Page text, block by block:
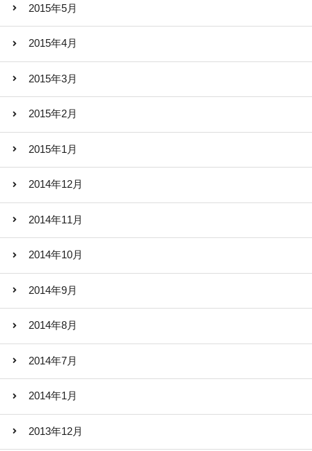
2015年5月
2015年4月
2015年3月
2015年2月
2015年1月
2014年12月
2014年11月
2014年10月
2014年9月
2014年8月
2014年7月
2014年1月
2013年12月